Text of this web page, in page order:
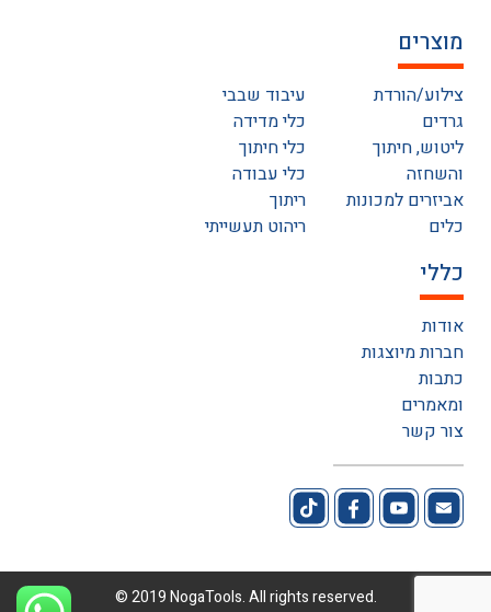
מוצרים
צילוע/הורדת
גרדים
ליטוש, חיתוך
והשחזה
אביזרים למכונות
כלים
עיבוד שבבי
כלי מדידה
כלי חיתוך
כלי עבודה
ריתוך
ריהוט תעשייתי
כללי
אודות
חברות מיוצגות
כתבות
ומאמרים
צור קשר
© 2019 NogaTools. All rights reserved.